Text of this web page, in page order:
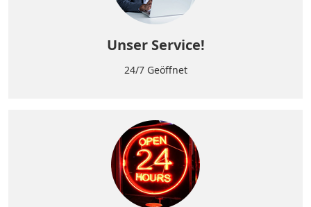
Unser Service!
24/7 Geöffnet